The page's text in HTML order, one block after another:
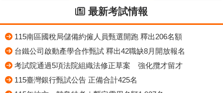
最新考試情報
115南區國稅局儲備約僱人員甄選開跑 釋出206名額
台鐵公司啟動產學合作甄試 釋出42職缺8月開放報名
考試院通過5項法院組織法修正草案 強化攬才留才
115臺灣銀行甄試公告 正備合計425名